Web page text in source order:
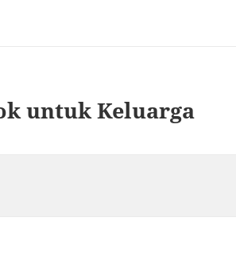
untuk Keluarga